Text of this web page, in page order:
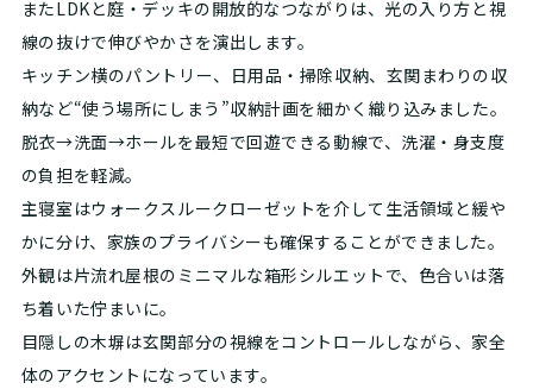
またLDKと庭・デッキの開放的なつながりは、光の入り方と視
線の抜けで伸びやかさを演出します。
キッチン横のパントリー、日用品・掃除収納、玄関まわりの収
納など“使う場所にしまう”収納計画を細かく織り込みました。
脱衣→洗面→ホールを最短で回遊できる動線で、洗濯・身支度
の負担を軽減。
主寝室はウォークスルークローゼットを介して生活領域と緩や
かに分け、家族のプライバシーも確保することができました。
外観は片流れ屋根のミニマルな箱形シルエットで、色合いは落
ち着いた佇まいに。
目隠しの木塀は玄関部分の視線をコントロールしながら、家全
体のアクセントになっています。